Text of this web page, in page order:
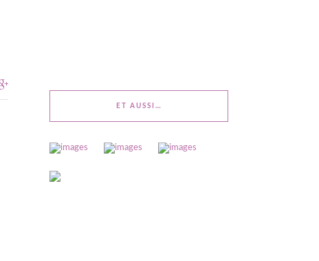
ET AUSSI…